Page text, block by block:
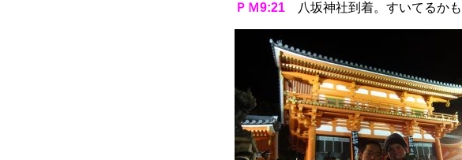
ＰＭ9:21 八坂神社到着。すいてるかも